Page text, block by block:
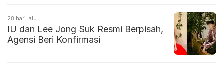
28 hari lalu
IU dan Lee Jong Suk Resmi Berpisah,
Agensi Beri Konfirmasi